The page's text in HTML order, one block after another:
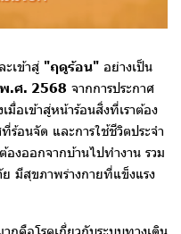
เข้าสู่ "ฤดูร้อน" อย่างเป็น
.ศ. 2568 จากการประกาศ
อเข้าสู่หน้าร้อนสิ่งที่เราต้อง
อนจัด และการใช้ชีวิตประจำ
องออกจากบ้านไปทำงาน รวม
มีสุขภาพร่างกายที่แข็งแรง
กคือโรคเกี่ยวกับระบบทางเดิน